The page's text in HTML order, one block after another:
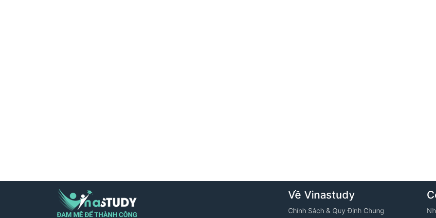
Về Vinastudy
Chính Sách & Quy Định Chung